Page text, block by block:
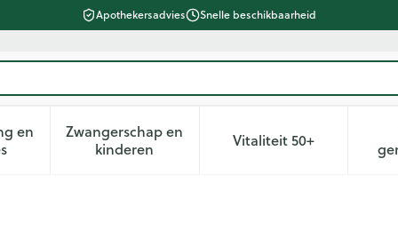
Apothekersadvies Snelle beschikbaarheid
verzorging en hygiëne categorie
en
submenu voor Dieet, voeding en vitamines categorie
Zwangerschap en
kinderenToon submenu voor Zwangerschap en
Vitaliteit 50+Toon submenu